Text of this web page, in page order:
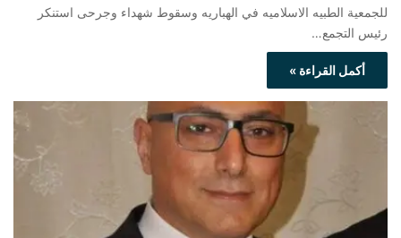
للجمعية الطبيه الاسلاميه في الهباريه وسقوط شهداء وجرحى استنكر
رئيس التجمع…
أكمل القراءة »